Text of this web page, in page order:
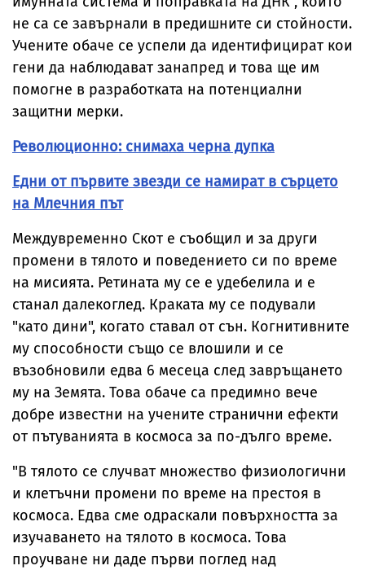
не са се завърнали в предишните си стойности.
Учените обаче се успели да идентифицират кои
гени да наблюдават занапред и това ще им
помогне в разработката на потенциални
защитни мерки.
Революционно: снимаха черна дупка
Едни от първите звезди се намират в сърцето
на Млечния път
Междувременно Скот е съобщил и за други
промени в тялото и поведението си по време
на мисията. Ретината му се е удебелила и е
станал далекоглед. Краката му се подували
"като дини", когато ставал от сън. Когнитивните
му способности също се влошили и се
възобновили едва 6 месеца след завръщането
му на Земята. Това обаче са предимно вече
добре известни на учените странични ефекти
от пътуванията в космоса за по-дълго време.
"В тялото се случват множество физиологични
и клетъчни промени по време на престоя в
космоса. Едва сме одраскали повърхността за
изучаването на тялото в космоса. Това
проучване ни даде първи поглед над